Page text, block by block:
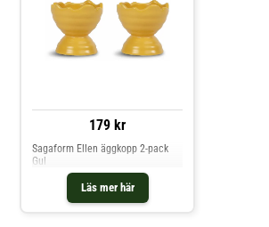
179 kr
Läs mer här
Sagaform Ellen äggkopp 2-pack
Gul